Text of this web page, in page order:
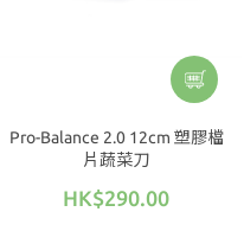
Pro-Balance 2.0 12cm 塑膠檔
片蔬菜刀
HK$290.00